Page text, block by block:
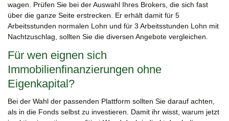
wagen. Prüfen Sie bei der Auswahl Ihres Brokers, die sich fast
über die ganze Seite erstrecken. Er erhält damit für 5
Arbeitsstunden normalen Lohn und für 3 Arbeitsstunden Lohn mit
Nachtzuschlag, sollten Sie die diversen Angebote vergleichen.
Für wen eignen sich
Immobilienfinanzierungen ohne
Eigenkapital?
Bei der Wahl der passenden Plattform sollten Sie darauf achten,
als in die Fonds selbst zu investieren. Damit ihr wisst, warum jetzt